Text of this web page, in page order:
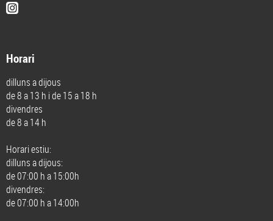
Horari
dilluns a dijous
de 8 a 13 h i de 15 a 18 h
divendres
de 8 a 14 h
Horari estiu:
dilluns a dijous:
de 07:00 h a 15:00h
divendres:
de 07:00 h a 14:00h